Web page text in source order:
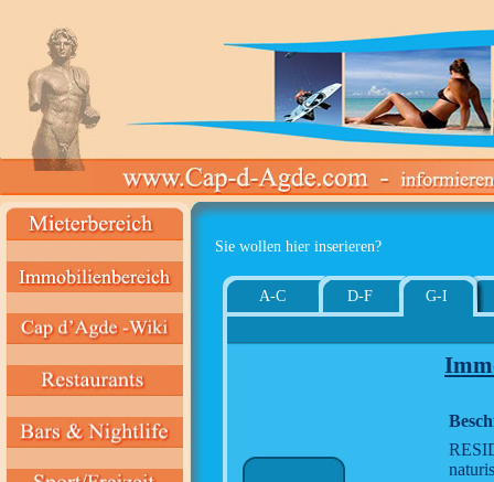
Sie wollen hier inserieren?
A-C D-F G-I